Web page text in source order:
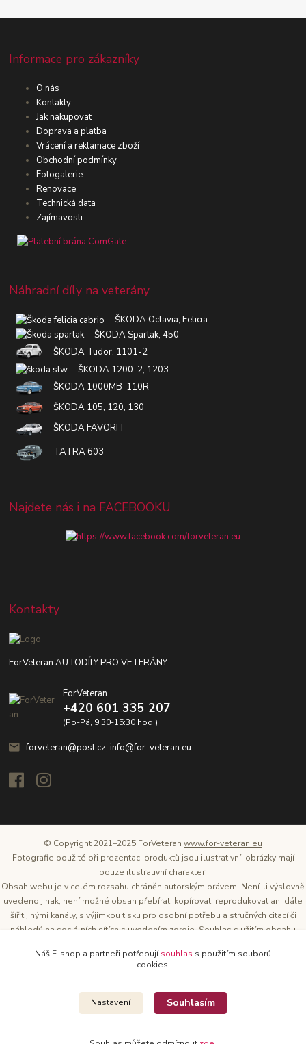
Informace pro zákazníky
O nás
Kontakty
Jak nakupovat
Doprava a platba
Vrácení a reklamace zboží
Obchodní podmínky
Fotogalerie
Renovace
Technická data
Zajímavosti
Náhradní díly na veterány
ŠKODA Octavia, Felicia
ŠKODA Spartak, 450
ŠKODA Tudor, 1101-2
ŠKODA 1200-2, 1203
ŠKODA 1000MB-110R
ŠKODA 105, 120, 130
ŠKODA FAVORIT
TATRA 603
Najdete nás i na FACEBOOKU
Kontakty
ForVeteran AUTODÍLY PRO VETERÁNY
ForVeteran
+420 601 335 207
(Po-Pá, 9:30-15:30 hod.)
forveteran@post.cz, info@for-veteran.eu
© Copyright 2021–2025 ForVeteran www.for-veteran.eu
Fotografie použité při prezentaci produktů jsou ilustrativní, obrázky mají
pouze ilustrativní charakter.
Obsah webu je v celém rozsahu chráněn autorským právem. Není-li výslovně
uvedeno jinak, není možné obsah přebírat, kopírovat, reprodukovat ani dále
šířit jinými kanály, s výjimkou tisku pro osobní potřebu a stručných citací či
náhledů na sociálních sítích s uvedením zdroje. Souhlas s užitím obsahu
těchto webových stránek je Tomáš Oršel.
Náš E-shop a partneři potřebujísouhlas s použitím souborů
cookies.
Nastavení Souhlasím